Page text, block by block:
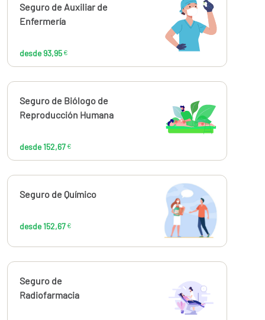
Calcúlalo ahora
Seguro de Auxiliar de
Enfermería
desde 93,95 €
93,95
Calcúlalo ahora
Seguro de Biólogo de
Reproducción Humana
desde 152,67 €
152,67€
Calcúlalo ahora
Seguro de Químico
desde 152,67 € 152,67 €
Calcúlalo ahora
Seguro de
Radiofarmacia
144,00€